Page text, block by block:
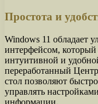
Простота и
Windows 11 обладает
интерфейсом, который
интуитивной и
переработанный
стол позволяют
управлять
информации.